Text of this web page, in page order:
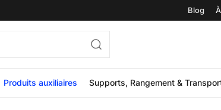
Blog
Produits auxiliaires Supports, Rangement &